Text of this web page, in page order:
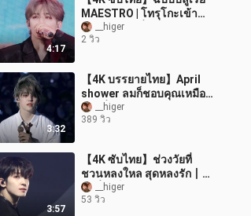
4:17
MAESTRO | โทรุโกะเข้า
ฉากผิด ฉากที่คานางาวะทุก
คนต้องกลั้นหัวเราะ | เห็น
__higer
2 วิว
3:32
【4K บรรยายไทย】April
shower ลมก็ชอบคุณเหมือน
กัน เมื่อพัดผ่านคุณจะอ่อน
โยนเป็นพิเศษ ลมยังเอียง
__higer
389 วิว
3:57
【4K ซับไทย】ช่วงวัยที่
ชวนหลงใหล สุดหลงรัก丨
ในที่สุดก็เจอเวอร์ชันของ
WONWOO แบบนี้สักที
__higer
53 วิว